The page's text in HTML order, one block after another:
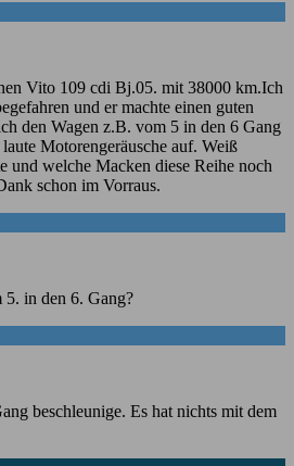
Vito 109 cdi Bj.05. mit 38000 km.Ich
und er machte einen guten
den Wagen z.B. vom 5 in den 6 Gang
Motorengeräusche auf. Weiß
und welche Macken diese Reihe noch
schon im Vorraus.
5. in den 6. Gang?
beschleunige. Es hat nichts mit dem